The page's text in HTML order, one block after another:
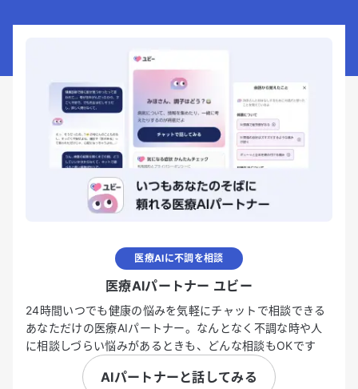
医療AIに不調を相談
医療AIパートナー ユビー
24時間いつでも健康の悩みを気軽にチャットで相談できる
あなただけの医療AIパートナー。なんとなく不調な時や人
に相談しづらい悩みがあるときも、どんな相談もOKです
AIパートナーと話してみる